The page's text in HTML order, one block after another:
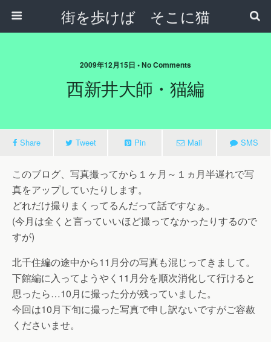
街を歩けば そこに猫
2009年12月15日 • No Comments
西新井大師・猫編
Share Tweet Pin Mail SMS
このブログ、写真撮ってから１ヶ月～１ヵ月半遅れで写
真をアップしていたりします。
どれだけ撮りまくってるんだって話ですなぁ。
(今月は全くと言っていいほど撮ってなかったりするので
すが)
北千住編の途中から11月分の写真も混じってきまして。
下館編に入ってようやく11月分を順次消化して行けると
思ったら…10月に撮った分が残っていました。
今回は10月下旬に撮った写真で申し訳ないですがご容赦
くださいませ。